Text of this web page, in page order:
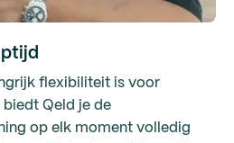
flexibiliteit is voor
Qeld je de
op elk moment volledig